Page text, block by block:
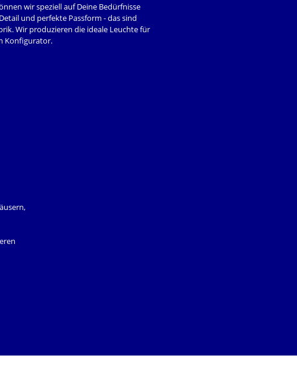
wir speziell auf Deine Bedürfnisse
und perfekte Passform - das sind
Wir produzieren die ideale Leuchte für
Konfigurator.